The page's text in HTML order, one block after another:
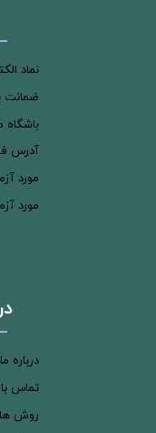
نماد
ضمانت
باشگاه
آدرس
مورد
مورد
درباره ما
تماس با
روش